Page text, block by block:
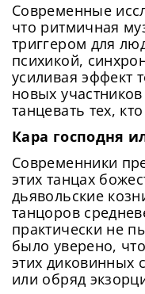
Современные
что ритмичная
триггером для
психикой,
усиливая эффект
новых
танцевать тех,
Кара господня
Современники
этих танцах
дьявольские
танцоров
практически не
было уверено,
этих диковинных
или обряд